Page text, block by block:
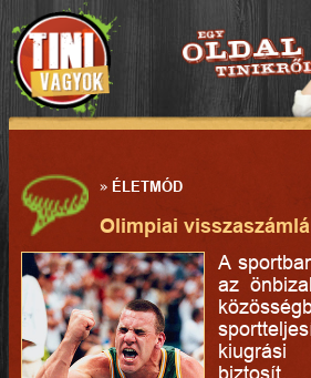
» ÉLETMÓD
Olimpiai
A
az
biztosít.